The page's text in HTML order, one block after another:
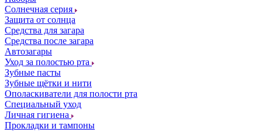
Солнечная серия
Защита от солнца
Средства для загара
Средства после загара
Автозагары
Уход за полостью рта
Зубные пасты
Зубные щётки и нити
Ополаскиватели для полости рта
Специальный уход
Личная гигиена
Прокладки и тампоны